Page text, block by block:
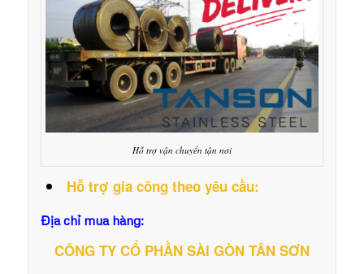
Hỗ trợ vận chuyển tận nơi
Hỗ trợ gia công theo yêu cầu:
Địa chỉ mua hàng:
CÔNG TY CỔ PHẦN SÀI GÒN TÂN SƠN